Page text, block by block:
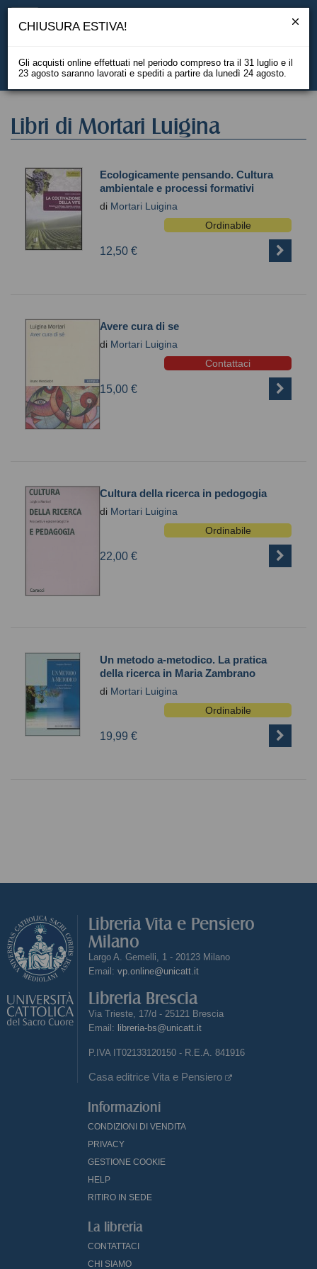
EN
Libri di Mortari Luigina
Ecologicamente pensando. Cultura
ambientale e processi formativi
di Mortari Luigina
Ordinabile
12,50 €
Avere cura di se
di Mortari Luigina
Contattaci
15,00 €
Cultura della ricerca in pedogogia
di Mortari Luigina
Ordinabile
22,00 €
Un metodo a-metodico. La pratica
della ricerca in Maria Zambrano
di Mortari Luigina
Ordinabile
19,99 €
Libreria Vita e Pensiero
Milano
Largo A. Gemelli, 1 - 20123 Milano
Email: vp.online@unicatt.it
Libreria Brescia
Via Trieste, 17/d - 25121 Brescia
Email: libreria-bs@unicatt.it
P.IVA IT02133120150 - R.E.A. 841916
Casa editrice Vita e Pensiero
Informazioni
CONDIZIONI DI VENDITA
PRIVACY
GESTIONE COOKIE
HELP
RITIRO IN SEDE
La libreria
CONTATTACI
CHI SIAMO
CHIUSURA ESTIVA!
Gli acquisti online effettuati nel periodo compreso tra il 31 luglio e il
23 agosto saranno lavorati e spediti a partire da lunedì 24 agosto.